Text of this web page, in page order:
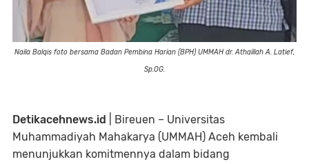
Naila Balqis foto bersama Badan Pembina Harian (BPH) UMMAH dr. Athaillah A. Latief,
Sp.OG.
Detikacehnews.id
| Bireuen – Universitas
Muhammadiyah Mahakarya (UMMAH) Aceh kembali
menunjukkan komitmennya dalam bidang